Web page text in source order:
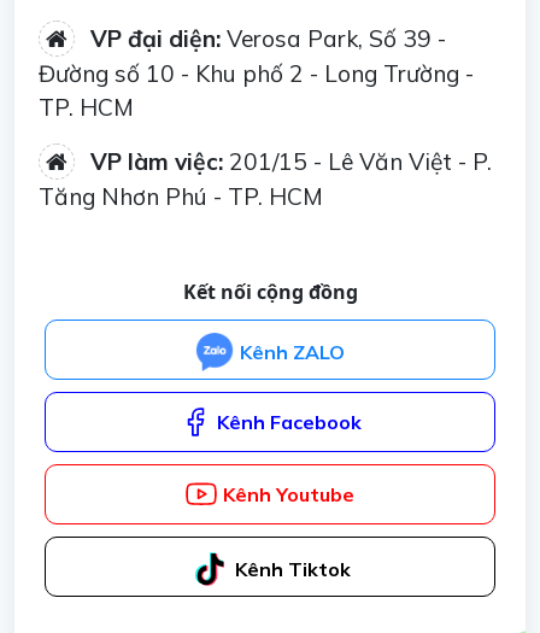
VP đại diện: Verosa Park, Số 39 -
Đường số 10 - Khu phố 2 - Long Trường -
TP. HCM
VP làm việc: 201/15 - Lê Văn Việt - P.
Tăng Nhơn Phú - TP. HCM
Kết nối cộng đồng
Kênh ZALO
Kênh Facebook
Kênh Youtube
Kênh Tiktok